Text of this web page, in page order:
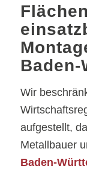
Baden-
Wir
aufgestellt,
Metallbauer
Baden-